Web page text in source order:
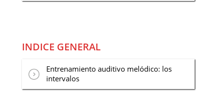
INDICE GENERAL
Entrenamiento auditivo melódico: los
intervalos